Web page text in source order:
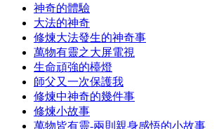
神奇的體驗
大法的神奇
修煉大法發生的神奇事
萬物有靈之大屏電視
生命頑強的檯燈
師父又一次保護我
修煉中神奇的幾件事
修煉小故事
萬物皆有靈-兩則親身感悟的小故事